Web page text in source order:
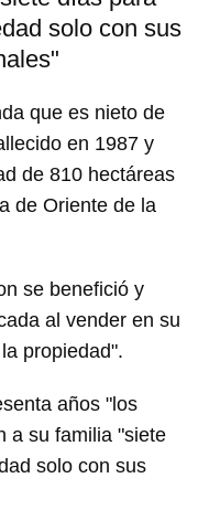
solo con sus
que es nieto de
en 1987 y
de 810 hectáreas
de Oriente de la
se benefició y
al vender en su
propiedad".
años "los
a su familia "siete
solo con sus